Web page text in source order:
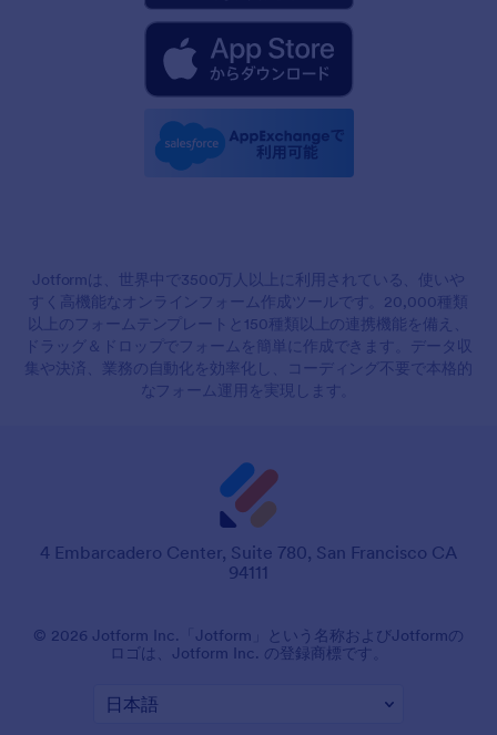
Jotformは、世界中で3500万人以上に利用されている、使いや
すく高機能なオンラインフォーム作成ツールです。20,000種類
以上のフォームテンプレートと150種類以上の連携機能を備え、
ドラッグ＆ドロップでフォームを簡単に作成できます。データ収
集や決済、業務の自動化を効率化し、コーディング不要で本格的
なフォーム運用を実現します。
4 Embarcadero Center, Suite 780, San Francisco CA
94111
© 2026 Jotform Inc.「Jotform」という名称およびJotformの
ロゴは、Jotform Inc. の登録商標です。